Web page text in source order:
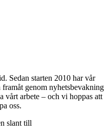
Sedan starten 2010 har vår
genom nyhetsbevakning
arbete – och vi hoppas att
oss.
slant till